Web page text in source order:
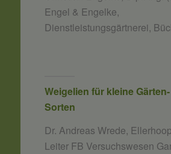
Engel & Engelke,
Dienstleistungsgärtnerei,
Weigelien für kleine
Sorten
Dr. Andreas Wrede,
Leiter FB Versuchswesen